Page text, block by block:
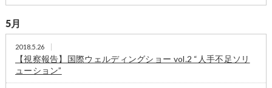
5月
2018.5.26
【視察報告】国際ウェルディングショー vol.2 “人手不足ソリ
ューション”